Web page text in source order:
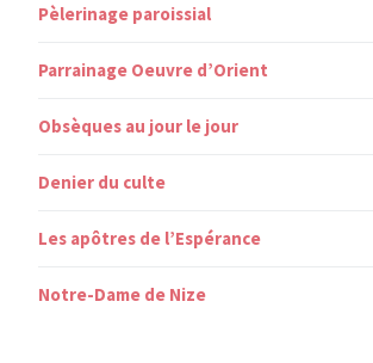
Pèlerinage paroissial
Parrainage Oeuvre d’Orient
Obsèques au jour le jour
Denier du culte
Les apôtres de l’Espérance
Notre-Dame de Nize